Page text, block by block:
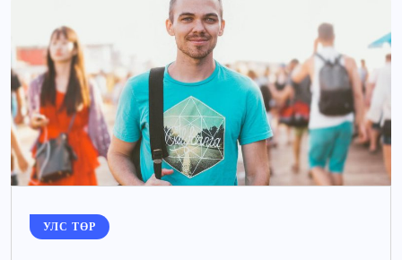
УЛС ТӨР